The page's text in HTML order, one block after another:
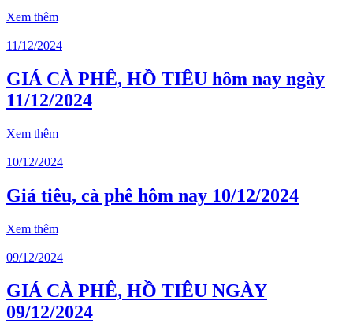
Xem thêm
11/12/2024
GIÁ CÀ PHÊ, HỒ TIÊU hôm nay ngày
11/12/2024
Xem thêm
10/12/2024
Giá tiêu, cà phê hôm nay 10/12/2024
Xem thêm
09/12/2024
GIÁ CÀ PHÊ, HỒ TIÊU NGÀY
09/12/2024